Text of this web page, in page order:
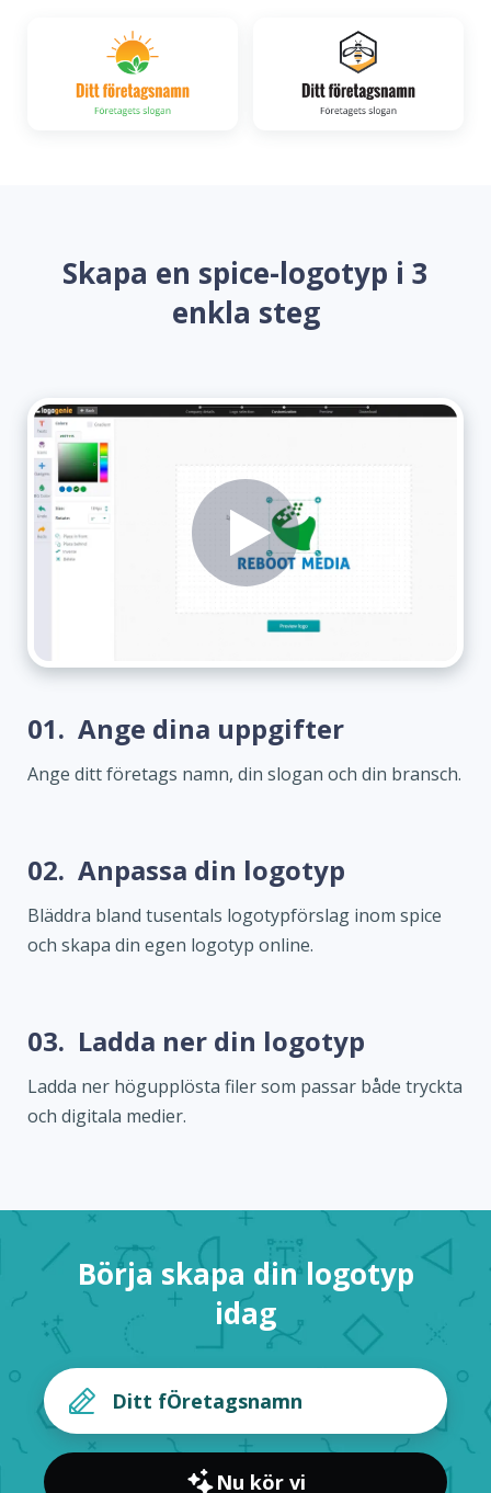
Skapa en spice-logotyp i 3
enkla steg
01. Ange dina uppgifter
Ange ditt företags namn, din slogan och din bransch.
02. Anpassa din logotyp
Bläddra bland tusentals logotypförslag inom spice
och skapa din egen logotyp online.
03. Ladda ner din logotyp
Ladda ner högupplösta filer som passar både tryckta
och digitala medier.
Börja skapa din logotyp
idag
Nu kör vi